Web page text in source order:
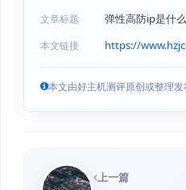
文章标题 弹性高防ip是什
本文链接 https://
本文由好主机测评原创或整理
上一篇